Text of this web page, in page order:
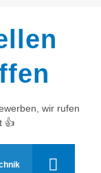
wir rufen
👍